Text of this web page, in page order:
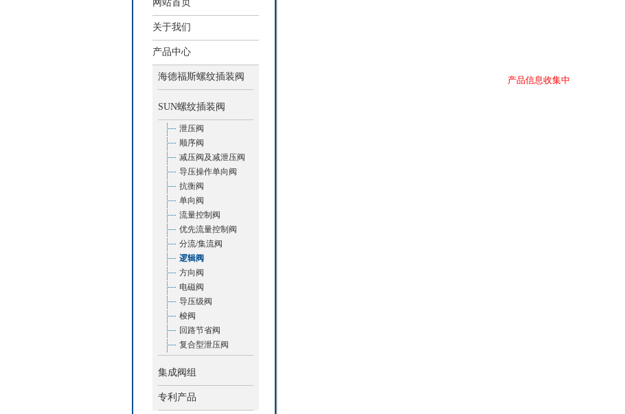
网站首页
关于我们
产品中心
海德福斯螺纹插装阀
SUN螺纹插装阀
泄压阀
顺序阀
减压阀及减泄压阀
导压操作单向阀
抗衡阀
单向阀
流量控制阀
优先流量控制阀
分流/集流阀
逻辑阀
方向阀
电磁阀
导压级阀
梭阀
回路节省阀
复合型泄压阀
集成阀组
专利产品
产品信息收集中